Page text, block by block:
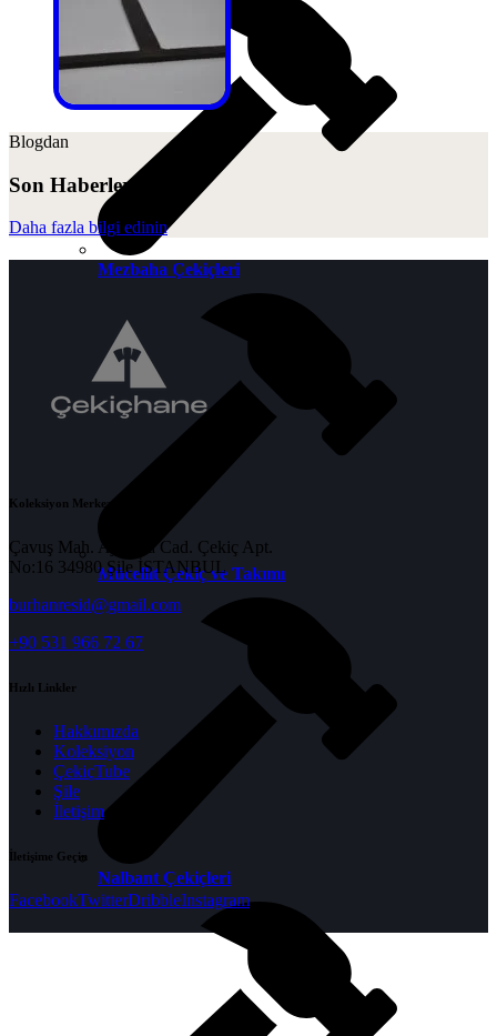
Mezbaha Çekiçleri
Mücellit Çekiç ve Takımı
Nalbant Çekiçleri
Blogdan
Son Haberler
Daha fazla bilgi edinin
Koleksiyon Merkezi
Çavuş Mah. Ayazma Cad. Çekiç Apt.
No:16 34980 Şile İSTANBUL
burhanresid@gmail.com
+90 531 966 72 67
Hızlı Linkler
Hakkımızda
Koleksiyon
ÇekiçTube
Şile
İletişim
İletişime Geçin
FacebookTwitterDribbleInstagram